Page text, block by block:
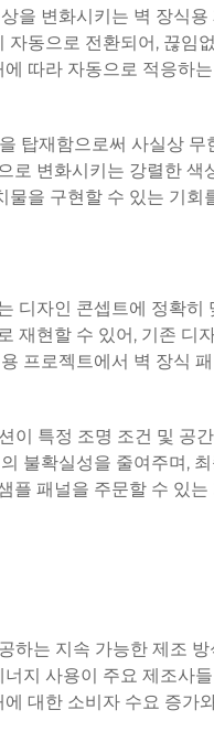
을 변화시키는 벽 장식용
동으로 전환되어, 끊임
따라 자동으로 적응하
탑재함으로써 사실상 무
로 변화시키는 강렬한 색
을 구현할 수 있는 기회
디자인 콘셉트에 정확히
재현할 수 있어, 기존 디
프로젝트에서 벽 장식
이 특정 조명 조건 및 공
불확실성을 줄여주며,
플 패널을 주문할 수 있는
하는 지속 가능한 제조
지 사용이 주요 제조사
대한 소비자 수요 증가